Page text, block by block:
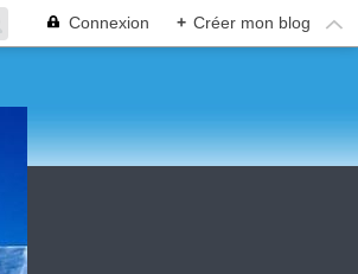
Connexion + Créer mon blog